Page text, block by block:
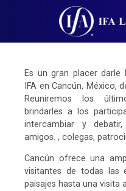
Es un gran placer darle
IFA en Cancún, México,
Reuniremos los
brindarles a los
intercambiar y
amigos. , colegas,
Cancún ofrece una
visitantes de todas las
paisajes hasta una visita